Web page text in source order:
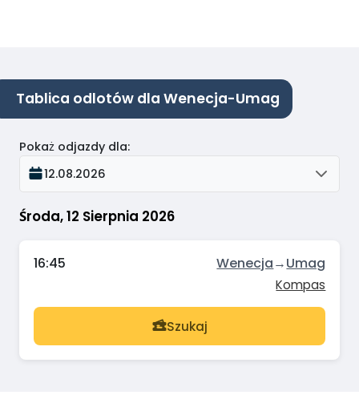
Tablica odlotów dla Wenecja-Umag
Środa, 12 Sierpnia 2026
Pokaż odjazdy dla:
12.08.2026
16:45 Wenecja→Umag
Kompas
Szukaj